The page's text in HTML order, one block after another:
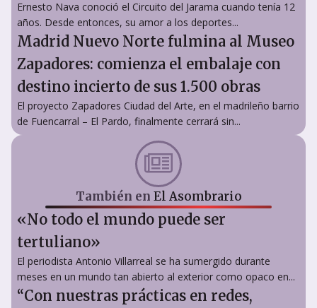
Ernesto Nava conoció el Circuito del Jarama cuando tenía 12
años. Desde entonces, su amor a los deportes...
Madrid Nuevo Norte fulmina al Museo
Zapadores: comienza el embalaje con
destino incierto de sus 1.500 obras
El proyecto Zapadores Ciudad del Arte, en el madrileño barrio
de Fuencarral – El Pardo, finalmente cerrará sin...
También en El Asombrario
«No todo el mundo puede ser
tertuliano»
El periodista Antonio Villarreal se ha sumergido durante
meses en un mundo tan abierto al exterior como opaco en...
“Con nuestras prácticas en redes,